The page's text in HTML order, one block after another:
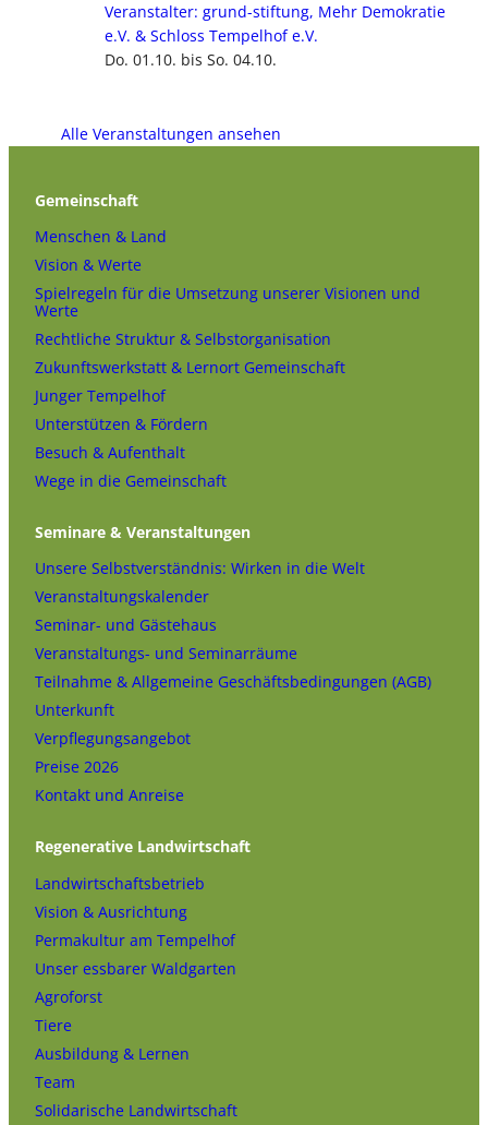
Veranstalter: grund-stiftung, Mehr Demokratie
e.V. & Schloss Tempelhof e.V.
Do. 01.10. bis So. 04.10.
Alle Veranstaltungen ansehen
Gemeinschaft
Menschen & Land
Vision & Werte
Spielregeln für die Umsetzung unserer Visionen und
Werte
Rechtliche Struktur & Selbstorganisation
Zukunftswerkstatt & Lernort Gemeinschaft
Junger Tempelhof
Unterstützen & Fördern
Besuch & Aufenthalt
Wege in die Gemeinschaft
Seminare & Veranstaltungen
Unsere Selbstverständnis: Wirken in die Welt
Veranstaltungskalender
Seminar- und Gästehaus
Veranstaltungs- und Seminarräume
Teilnahme & Allgemeine Geschäftsbedingungen (AGB)
Unterkunft
Verpflegungsangebot
Preise 2026
Kontakt und Anreise
Regenerative Landwirtschaft
Landwirtschaftsbetrieb
Vision & Ausrichtung
Permakultur am Tempelhof
Unser essbarer Waldgarten
Agroforst
Tiere
Ausbildung & Lernen
Team
Solidarische Landwirtschaft